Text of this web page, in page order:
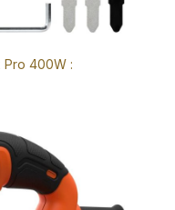
Pro 400W :